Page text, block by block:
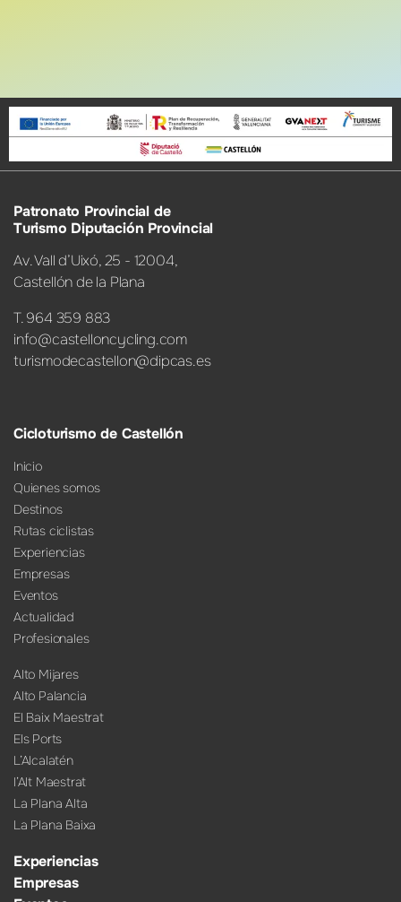
Patronato Provincial de
Turismo Diputación Provincial
Av. Vall d’Uixó, 25 - 12004,
Castellón de la Plana
T. 964 359 883
info@castelloncycling.com
turismodecastellon@dipcas.es
Cicloturismo de Castellón
Inicio
Quienes somos
Destinos
Rutas ciclistas
Experiencias
Empresas
Eventos
Actualidad
Profesionales
Alto Mijares
Alto Palancia
El Baix Maestrat
Els Ports
L’Alcalatén
l’Alt Maestrat
La Plana Alta
La Plana Baixa
Experiencias
Empresas